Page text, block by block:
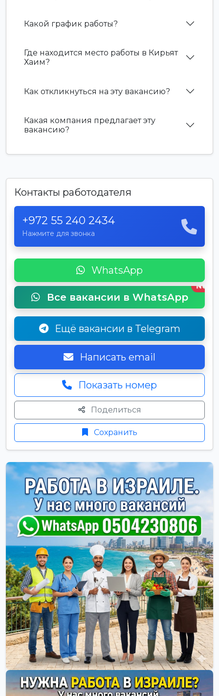
Какой график работы?
Где находится место работы в Кирьят
Хаим?
Как откликнуться на эту вакансию?
Какая компания предлагает эту
вакансию?
Контакты работодателя
+972 55 240 2434
Нажмите для звонка
WhatsApp
Все вакансии в WhatsApp
New
Ещё вакансии в Telegram
Написать email
Показать номер
Поделиться
Сохранить